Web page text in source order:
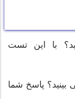
با این تست
بینید؟ پاسخ شما